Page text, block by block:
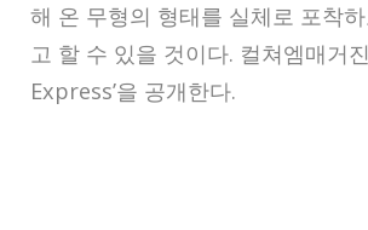
해 온 무형의 형태를 실체로 포착
고 할 수 있을 것이다. 컬쳐엠매거
Express’을 공개한다.